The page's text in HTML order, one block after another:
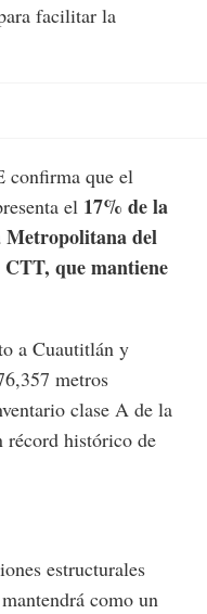
facilitar la
confirma que el
el 17% de la
del
CTT, que mantiene
a Cuautitlán y
metros
clase A de la
récord histórico de
estructurales
como un